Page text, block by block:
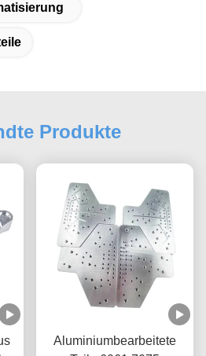
Produkte
Aluminiumbearbeitete